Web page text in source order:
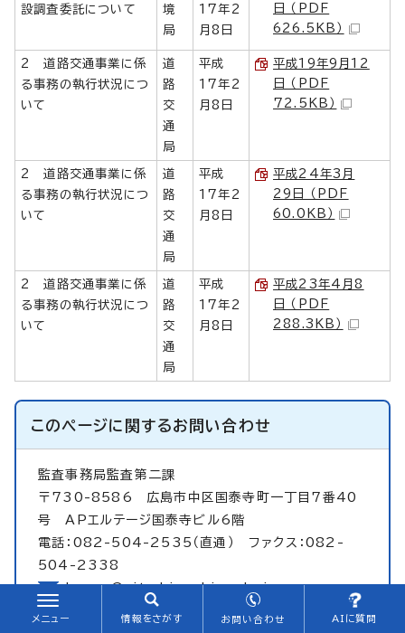
設調査委託について
境
局
17年2
月8日
日 （PDF
626.5KB）
2 道路交通事業に係
る事務の執行状況につ
いて
道
路
交
通
局
平成
17年2
月8日
平成19年9月12
日 （PDF
72.5KB）
2 道路交通事業に係
る事務の執行状況につ
いて
道
路
交
通
局
平成
17年2
月8日
平成24年3月
29日 （PDF
60.0KB）
2 道路交通事業に係
る事務の執行状況につ
いて
道
路
交
通
局
平成
17年2
月8日
平成23年4月8
日 （PDF
288.3KB）
このページに関するお問い合わせ
監査事務局監査第二課
〒730-8586 広島市中区国泰寺町一丁目7番40
号 APエルテージ国泰寺ビル6階
電話：082-504-2535（直通） ファクス：082-
504-2338
kansa@city.hiroshima.lg.jp
メニュー 情報をさがす お問い合わせ AIに質問